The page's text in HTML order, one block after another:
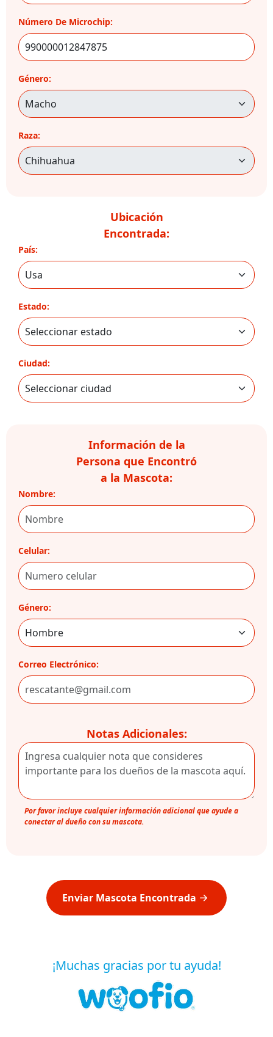
Número De Microchip:
Género:
Raza:
Ubicación
Encontrada:
País:
Estado:
Ciudad:
Información de la
Persona que Encontró
a la Mascota:
Nombre:
Celular:
Género:
Correo Electrónico:
Notas Adicionales:
Por favor incluye cualquier información adicional que ayude a
conectar al dueño con su mascota.
Enviar Mascota Encontrada
¡Muchas gracias por tu ayuda!